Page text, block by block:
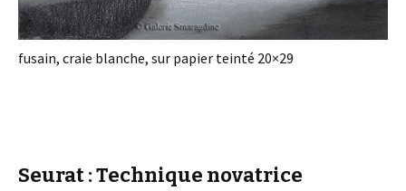
fusain, craie blanche, sur papier teinté 20×29
Seurat : Technique novatrice